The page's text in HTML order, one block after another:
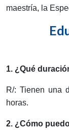
maestría, la
1. ¿Qué
R/: Tienen una
horas.
2. ¿Cómo